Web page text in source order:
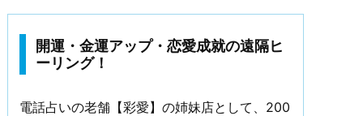
開運・金運アップ・恋愛成就の遠隔ヒ
ーリング！
電話占いの老舗【彩愛】の姉妹店として、200